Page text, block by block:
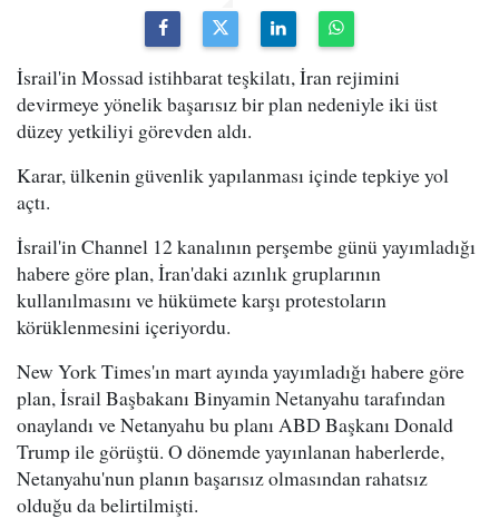
İsrail'in Mossad istihbarat teşkilatı, İran rejimini
devirmeye yönelik başarısız bir plan nedeniyle iki üst
düzey yetkiliyi görevden aldı.
Karar, ülkenin güvenlik yapılanması içinde tepkiye yol
açtı.
İsrail'in Channel 12 kanalının perşembe günü yayımladığı
habere göre plan, İran'daki azınlık gruplarının
kullanılmasını ve hükümete karşı protestoların
körüklenmesini içeriyordu.
New York Times'ın mart ayında yayımladığı habere göre
plan, İsrail Başbakanı Binyamin Netanyahu tarafından
onaylandı ve Netanyahu bu planı ABD Başkanı Donald
Trump ile görüştü. O dönemde yayınlanan haberlerde,
Netanyahu'nun planın başarısız olmasından rahatsız
olduğu da belirtilmişti.